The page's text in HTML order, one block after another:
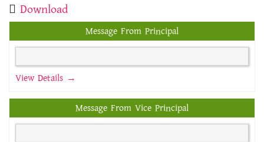
Download
Message From Principal
View Details →
Message From Vice Principal